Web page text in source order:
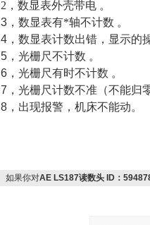
2，数显表外壳带电 。
3 ， 数显表有*轴不计数 。
4 ， 数显表计数出错，显示的
5 ， 光栅尺不计数 。
6 ， 光栅尺有时不计数 。
7 ， 光栅尺计数不准（不能归
8 ，出现报警，机床不能动。
如果你对AE LS187读数头 ID：